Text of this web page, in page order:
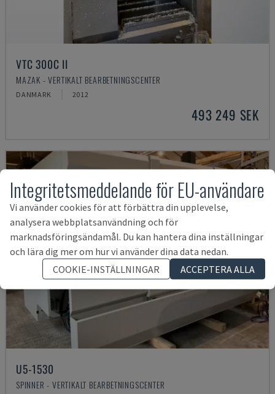
VTC 300C II
MAZAK - VERTIKALT BEARBETNINGSCENTER
DANMARK 2012
493 249 SEK
U5-1530
SPINNER - VERTIKALT BEARBETNINGSCENTER
Integritetsmeddelande för EU-användare
Vi använder cookies för att förbättra din upplevelse,
analysera webbplatsanvändning och för
marknadsföringsändamål. Du kan hantera dina inställningar
och lära dig mer om hur vi använder dina data nedan.
COOKIE-INSTÄLLNINGAR
ACCEPTERA ALLA